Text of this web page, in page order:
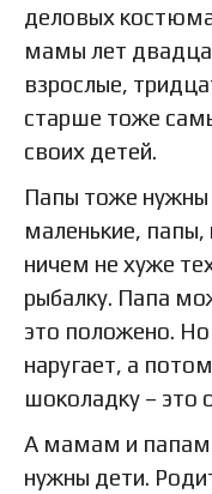
деловых
мамы лет
взрослые,
старше тоже
своих детей.
Папы тоже
маленькие,
ничем не хуже
рыбалку. Папа
это положено. Но
наругает, а
шоколадку – это
А мамам и папам
нужны дети.